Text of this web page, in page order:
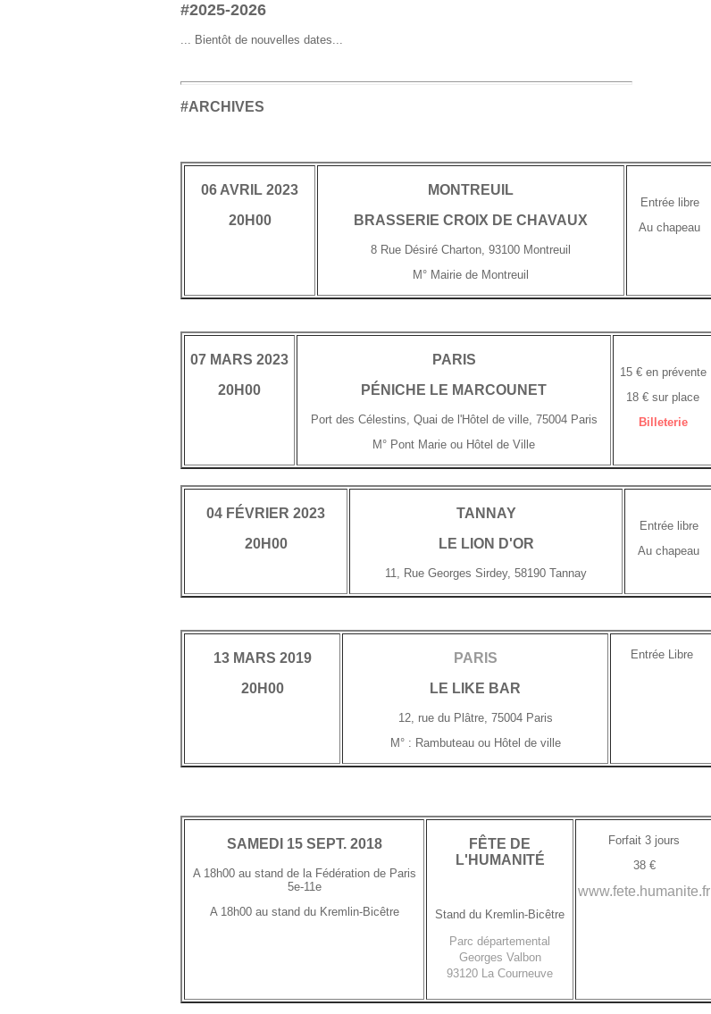
#2025-2026
... Bientôt de nouvelles dates...
#ARCHIVES
06 AVRIL 2023
20H00
MONTREUIL
BRASSERIE CROIX DE CHAVAUX
8 Rue Désiré Charton, 93100 Montreuil
M° Mairie de Montreuil
Entrée libre
Au chapeau
07 MARS 2023
20H00
PARIS
PÉNICHE LE MARCOUNET
Port des Célestins, Quai de l'Hôtel de ville, 75004 Paris
M° Pont Marie ou Hôtel de Ville
15 € en prévente
18 € sur place
Billeterie
04 FÉVRIER 2023
20H00
TANNAY
LE LION D'OR
11, Rue Georges Sirdey, 58190 Tannay
Entrée libre
Au chapeau
13 MARS 2019
20H00
PARIS
LE LIKE BAR
12, rue du Plâtre, 75004 Paris
M° : Rambuteau ou Hôtel de ville
Entrée Libre
SAMEDI 15 SEPT. 2018
A 18h00 au stand de la Fédération de Paris
5e-11e
A 18h00 au stand du Kremlin-Bicêtre
FÊTE DE
L'HUMANITÉ
Stand du Kremlin-Bicêtre
Parc départemental
Georges Valbon
93120 La Courneuve
Forfait 3 jours
38 €
www.fete.humanite.fr